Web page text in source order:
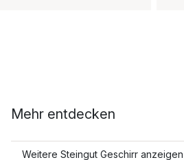
Mehr entdecken
Weitere Steingut Geschirr anzeigen